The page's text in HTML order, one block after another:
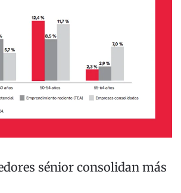
sénior consolidan más